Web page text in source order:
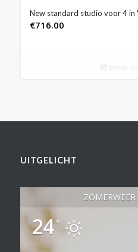
New standard studio voor 4 in
€716.00
UITGELICHT
24°